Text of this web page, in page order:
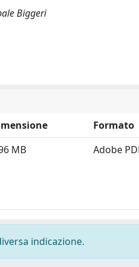
Biggeri
Formato
MB Adobe
indicazione.